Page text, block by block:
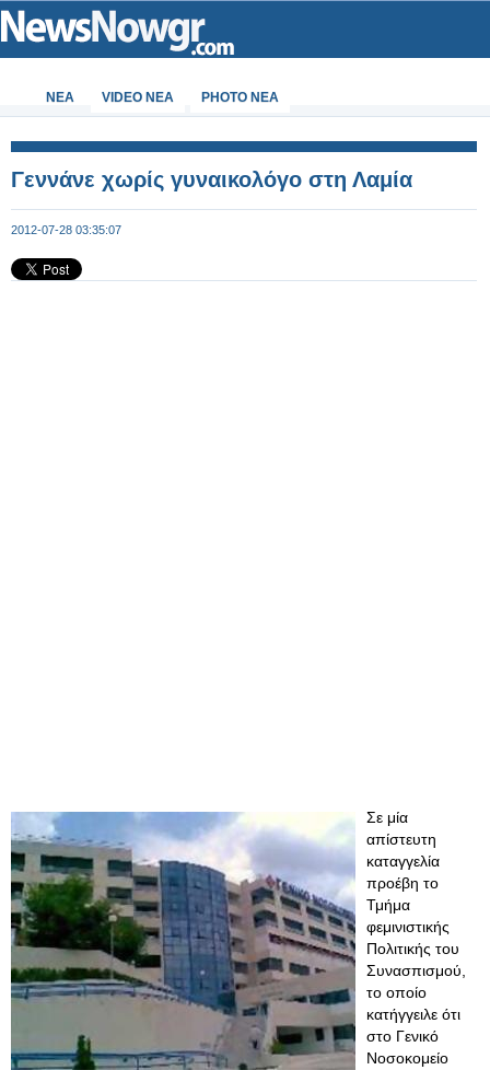
ΝΕΑ VIDEO NEA PHOTO NEA
Γεννάνε χωρίς γυναικολόγο στη Λαμία
2012-07-28 03:35:07
Σε μία
απίστευτη
καταγγελία
προέβη το
Τμήμα
φεμινιστικής
Πολιτικής του
Συνασπισμού,
το οποίο
κατήγγειλε ότι
στο Γενικό
Νοσοκομείο